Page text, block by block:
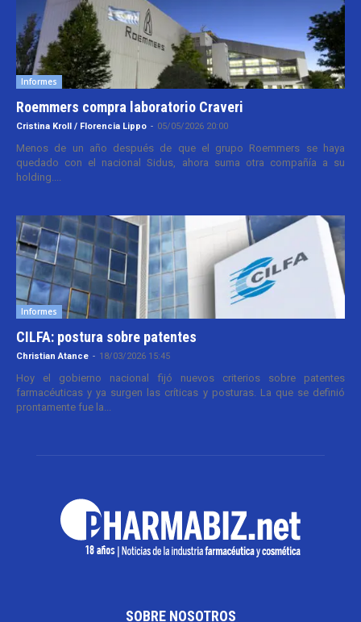
Informes
Roemmers compra laboratorio Craveri
Cristina Kroll / Florencia Lippo - 05/05/2026 20:00
Menos de un año después de que el grupo Roemmers se haya
quedado con el nacional Sidus, ahora suma otra compañía a su
holding....
Informes
CILFA: postura sobre patentes
Christian Atance - 18/03/2026 15:45
Hoy el gobierno nacional fijó nuevos criterios sobre patentes
farmacéuticas y ya surgen las críticas y posturas. La que se definió
prontamente fue la...
SOBRE NOSOTROS